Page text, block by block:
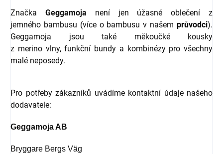
Značka Geggamoja není jen úžasné oblečení z
jemného bambusu (více o bambusu v našem průvodci).
Geggamoja jsou také měkoučké kousky
z merino vlny, funkční bundy a kombinézy pro všechny
malé neposedy.
Pro potřeby zákazníků uvádíme kontaktní údaje našeho
dodavatele:
Geggamoja AB
Bryggare Bergs Väg